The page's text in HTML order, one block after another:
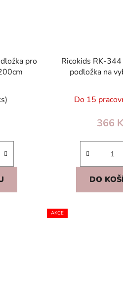
pro
Ricokids RK-
podložka na
Do 15
366
DO
AKCE